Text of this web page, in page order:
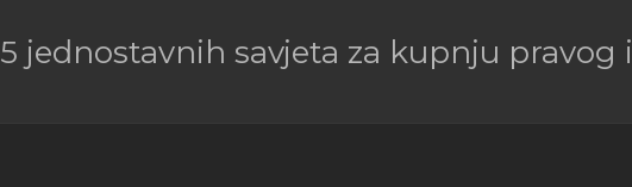
5 jednostavnih savjeta za kupnju